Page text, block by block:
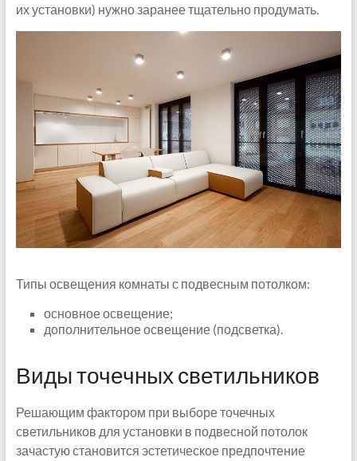
их установки) нужно заранее тщательно продумать.
Типы освещения комнаты с подвесным потолком:
основное освещение;
дополнительное освещение (подсветка).
Виды точечных светильников
Решающим фактором при выборе точечных
светильников для установки в подвесной потолок
зачастую становится эстетическое предпочтение